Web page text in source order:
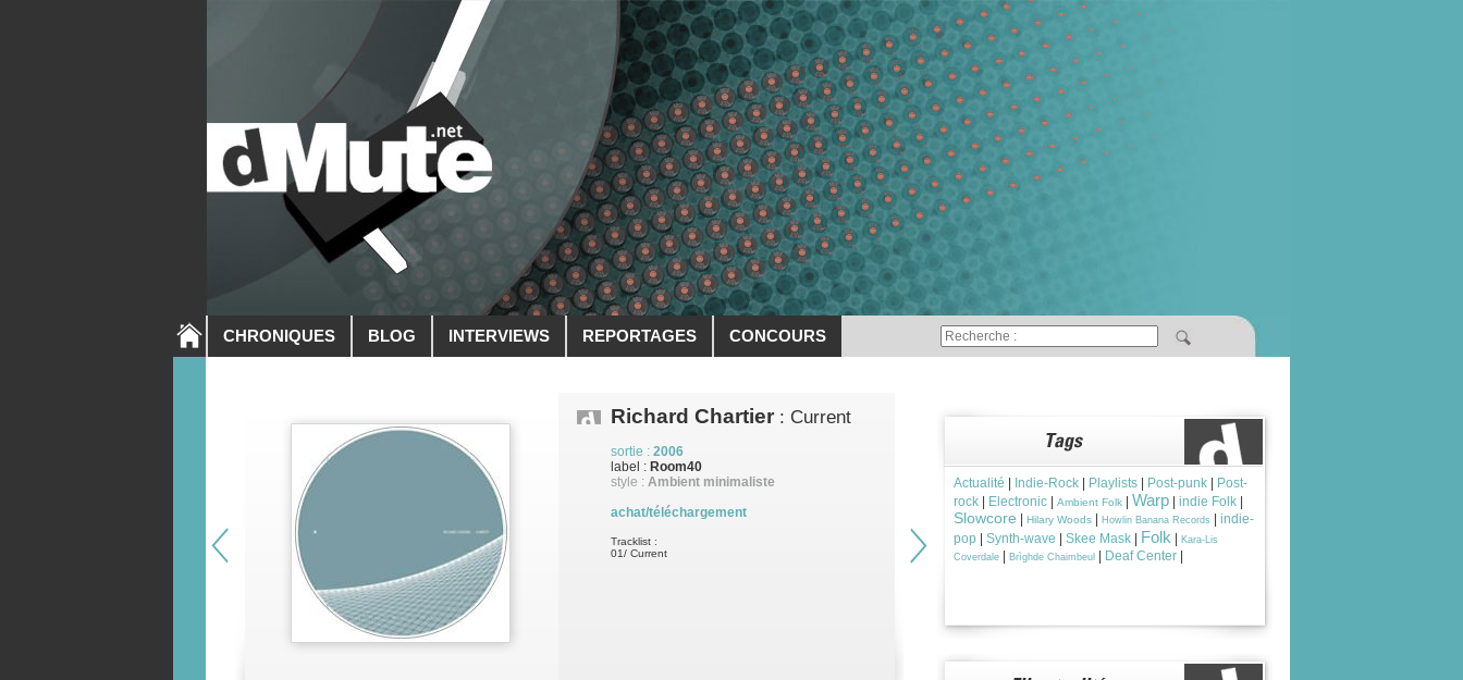
CHRONIQUES BLOG INTERVIEWS REPORTAGES CONCOURS
Richard Chartier : Current
sortie : 2006
label : Room40
style : Ambient minimaliste
achat/téléchargement
Tracklist :
01/ Current
Actualité Indie-Rock Playlists Post-punk
Post-
rock
Electronic Ambient Folk Warp indie Folk
Slowcore Hilary Woods Howlin Banana Records
indie-
pop
Synth-wave Skee Mask Folk
Kara-Lis
Coverdale
Brìghde Chaimbeul Deaf Center